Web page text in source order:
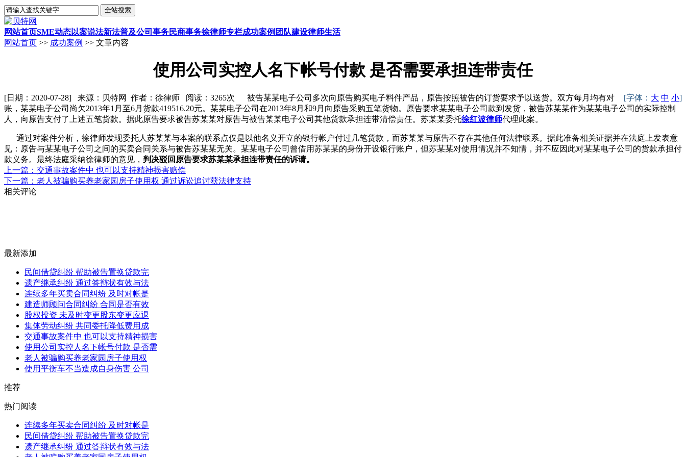
网站首页SME动态以案说法新法普及公司事务民商事务徐律师专栏成功案例 团队建设律师生活
网站首页 >> 成功案例 >> 文章内容
使用公司实控人名下帐号付款 是否需要承担连带责任
[日期：2020-07-28] 来源：贝特网 作者：徐律师 阅读：3265次 [字体： 大 中 小]
被告某某电子公司多次向原告购买电子料件产品，原告按照被告的订货要求予以送货。双方每月均有对
账，某某电子公司尚欠2013年1月至6月货款419516.20元。某某电子公司在2013年8月和9月向原告采购五笔货物。原告要求某某电子公司款到发货，被告苏某某作为某某电子公司的实际控制
人，向原告支付了上述五笔货款。据此原告要求被告苏某某对原告与被告某某电子公司其他货款承担连带清偿责任。苏某某委托徐红波律师代理此案。
通过对案件分析，徐律师发现委托人苏某某与本案的联系点仅是以他名义开立的银行帐户付过几笔货款，而苏某某与原告不存在其他任何法律联系。据此准备相关证据并在法庭上发表意
见：原告与某某电子公司之间的买卖合同关系与被告苏某某无关。某某电子公司曾借用苏某某的身份开设银行账户，但苏某某对使用情况并不知情，并不应因此对某某电子公司的货款承担付
款义务。最终法庭采纳徐律师的意见， 判决驳回原告要求苏某某承担连带责任的诉请。
上一篇：交通事故案件中 也可以支持精神损害赔偿
下一篇：老人被骗购买养老家园房子使用权 通过诉讼追讨获法律支持
相关评论
最新添加
民间借贷纠纷 帮助被告置换贷款完
遗产继承纠纷 通过答辩状有效与法
连续多年买卖合同纠纷 及时对帐是
建造师顾问合同纠纷 合同是否有效
股权投资 未及时变更股东变更应退
集体劳动纠纷 共同委托降低费用成
交通事故案件中 也可以支持精神损害
使用公司实控人名下帐号付款 是否需
老人被骗购买养老家园房子使用权
使用平衡车不当造成自身伤害 公司
推荐
热门阅读
连续多年买卖合同纠纷 及时对帐是
民间借贷纠纷 帮助被告置换贷款完
遗产继承纠纷 通过答辩状有效与法